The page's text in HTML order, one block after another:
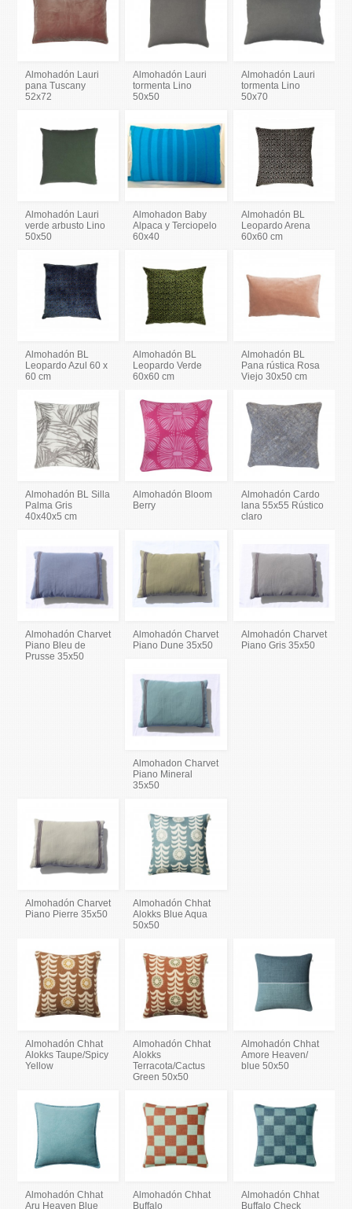
Almohadón Lauri
pana Tuscany
52x72
Almohadón Lauri
tormenta Lino
50x50
Almohadón Lauri
tormenta Lino
50x70
Almohadón Lauri
verde arbusto Lino
50x50
Almohadon Baby
Alpaca y Terciopelo
60x40
Almohadón BL
Leopardo Arena
60x60 cm
Almohadón BL
Leopardo Azul 60 x
60 cm
Almohadón BL
Leopardo Verde
60x60 cm
Almohadón BL
Pana rústica Rosa
Viejo 30x50 cm
Almohadón BL Silla
Palma Gris
40x40x5 cm
Almohadón Bloom
Berry
Almohadón Cardo
lana 55x55 Rústico
claro
Almohadón Charvet
Piano Bleu de
Prusse 35x50
Almohadón Charvet
Piano Dune 35x50
Almohadón Charvet
Piano Gris 35x50
Almohadon Charvet
Piano Mineral
35x50
Almohadón Charvet
Piano Pierre 35x50
Almohadón Chhat
Alokks Blue Aqua
50x50
Almohadón Chhat
Alokks Taupe/Spicy
Yellow
Almohadón Chhat
Alokks
Terracota/Cactus
Green 50x50
Almohadón Chhat
Amore Heaven/
blue 50x50
Almohadón Chhat
Aru Heaven Blue
Almohadón Chhat
Buffalo
Almohadón Chhat
Buffalo Check